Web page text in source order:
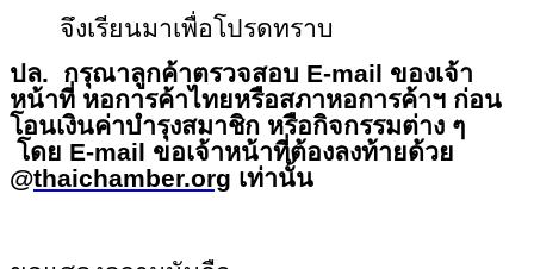
จึงเรียนมาเพื่อโปรดทราบ
ปล. กรุณาลูกค้าตรวจสอบ E-mail ของเจ้า
หน้าที่ หอการค้าไทยหรือสภาหอการค้าฯ ก่อน
โอนเงินค่าบำรุงสมาชิก หรือกิจกรรมต่าง ๆ
โดย E-mail ขอเจ้าหน้าที่ต้องลงท้ายด้วย
@thaichamber.org เท่านั้น